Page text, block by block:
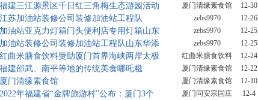
福建三江源景区千日红三角梅生态游园活动 厦门清缘素食馆
12-30
江苏加油站装修公司装修加油站工程队 zebs9970
12-26
加油站亚克力灯箱门头便利店专用灯箱山东 zebs9970
12-25
加油站装修公司装修加油站工程队山东华添 zebs9970
12-25
红曲米膳食饮料赞助厦门首界海峡两岸太极 红曲米膳食饮料
12-24
福建邵武、南平等地的传统美食哪吒糍 厦门清缘素食馆
12-22
厦门清缘素食馆 厦门清缘素食馆
12-10
2022年福建省“金牌旅游村”公布：厦门3个 厦门同安宗国庄 12-4